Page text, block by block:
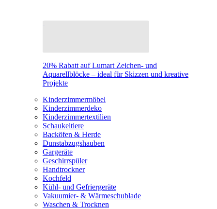
20% Rabatt auf Lumart Zeichen- und
Aquarellblöcke – ideal für Skizzen und kreative
Projekte
Kinderzimmermöbel
Kinderzimmerdeko
Kinderzimmertextilien
Schaukeltiere
Backöfen & Herde
Dunstabzugshauben
Gargeräte
Geschirrspüler
Handtrockner
Kochfeld
Kühl- und Gefriergeräte
Vakuumier- & Wärmeschublade
Waschen & Trocknen